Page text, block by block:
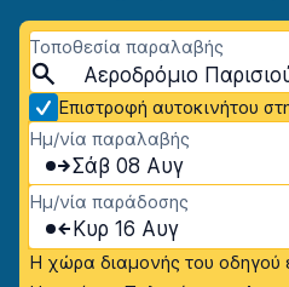
Τοποθεσία παραλαβής
Επιστροφή αυτοκινήτου
Ημ/νία παραλαβής
Σάβ 08 Αυγ
Ημ/νία παράδοσης
Κυρ 16 Αυγ
Η χώρα διαμονής του οδηγού